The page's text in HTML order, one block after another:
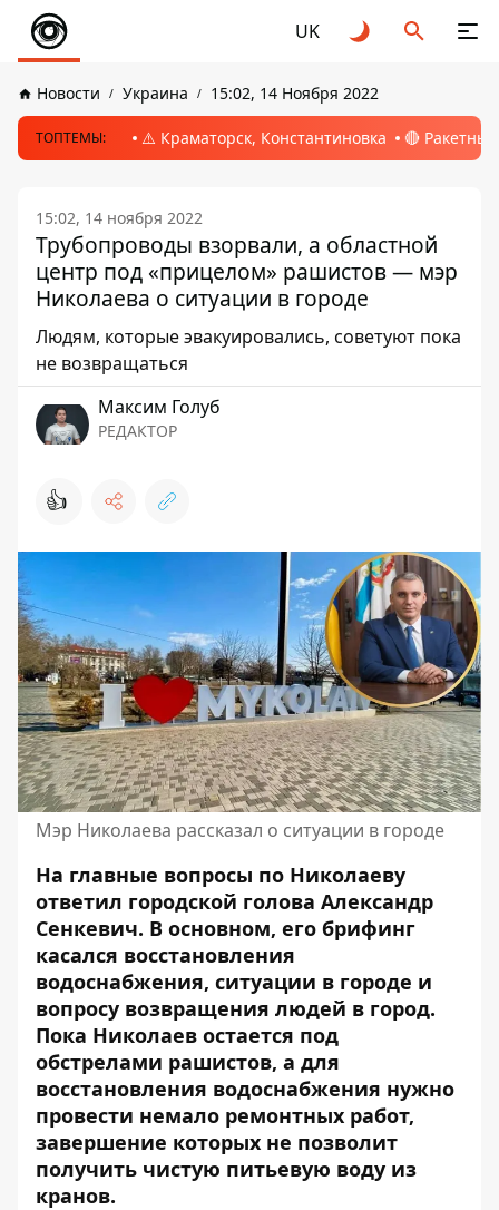
UK
Новости Украина 15:02, 14 Ноября 2022
ТОПТЕМЫ: ⚠️ Краматорск, Константиновка 🔴
15:02, 14 ноября 2022
Трубопроводы взорвали, а областной
центр под «прицелом» рашистов — мэр
Николаева о ситуации в городе
Людям, которые эвакуировались, советуют пока
не возвращаться
Максим Голуб
РЕДАКТОР
👍
Мэр Николаева рассказал о ситуации в городе
На главные вопросы по Николаеву
ответил городской голова Александр
Сенкевич. В основном, его брифинг
касался восстановления
водоснабжения, ситуации в городе и
вопросу возвращения людей в город.
Пока Николаев остается под
обстрелами рашистов, а для
восстановления водоснабжения нужно
провести немало ремонтных работ,
завершение которых не позволит
получить чистую питьевую воду из
кранов.